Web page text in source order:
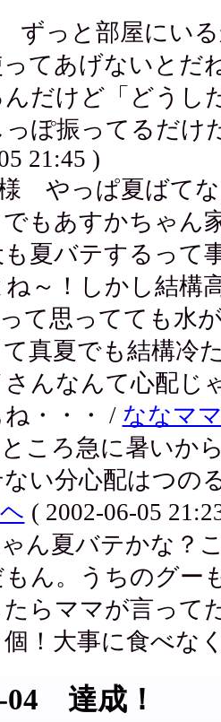
っと部屋にいる
てあげないとだ
だけど「どうし
っぽ振ってるだけ
21:45 )
やっぱ夏ばてな
でもあすかちゃん
夏バテするって
～！しかし結構
て思ってても水
て真夏でも結構冷
んなんて心配じ
・・・ / ななマ
ころ急に暑いか
い分心配はつの
( 2002-06-05
ん夏バテかな？
ん。うちのグー
らママが言って
個！大事に食べな
04 達成！